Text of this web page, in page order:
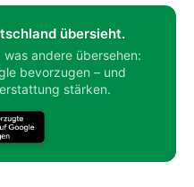
übersieht.
andere übersehen:
bevorzugen – und
stärken.